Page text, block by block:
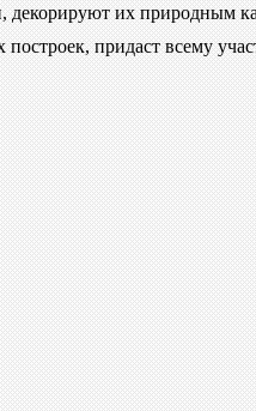
их природным
придаст всему